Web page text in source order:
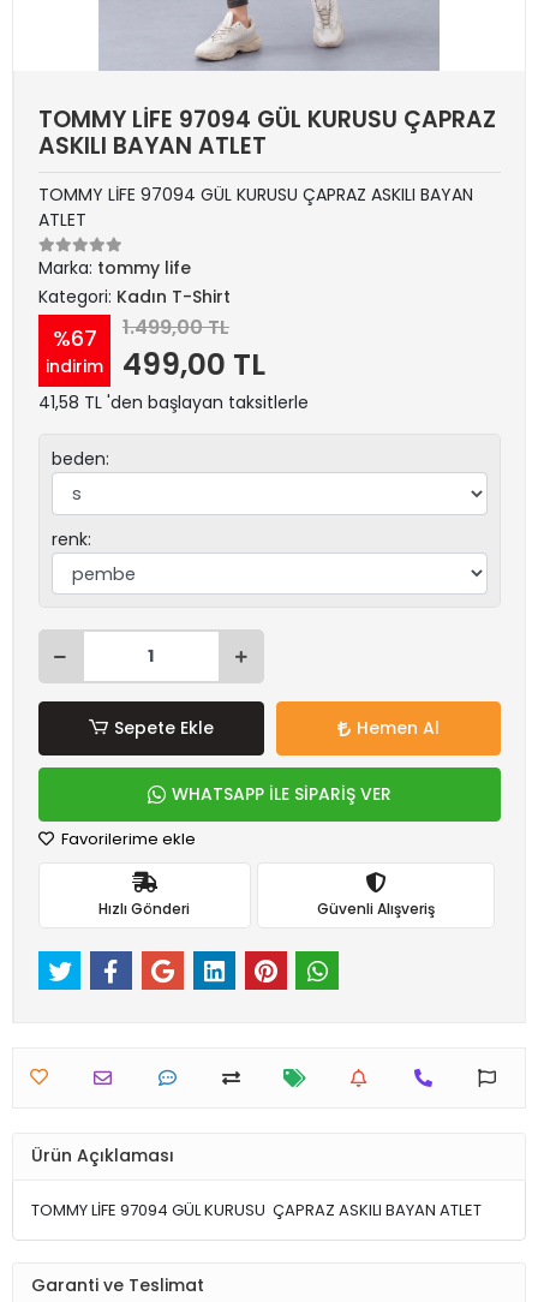
TOMMY LİFE 97094 GÜL KURUSU ÇAPRAZ
ASKILI BAYAN ATLET
TOMMY LİFE 97094 GÜL KURUSU ÇAPRAZ ASKILI BAYAN
ATLET
Marka: tommy life
Kategori: Kadın T-Shirt
%67
indirim
1.499,00 TL
499,00 TL
41,58 TL 'den başlayan taksitlerle
beden:
renk:
Sepete Ekle Hemen Al
WHATSAPP İLE SİPARİŞ VER
Favorilerime ekle
Hızlı Gönderi Güvenli Alışveriş
Ürün Açıklaması
TOMMY LİFE 97094 GÜL KURUSU ÇAPRAZ ASKILI BAYAN ATLET
Garanti ve Teslimat